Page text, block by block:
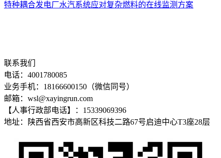
特种耦合发电厂水汽系统应对复杂燃料的在线监测方案
联系我们
电话：4001780085
业务手机：18166600150（微信同号）
邮箱：wsl@xayingrun.com
【人事行政部电话】：15339069396
地址：陕西省西安市高新区科技二路67号启迪中心T3座28层